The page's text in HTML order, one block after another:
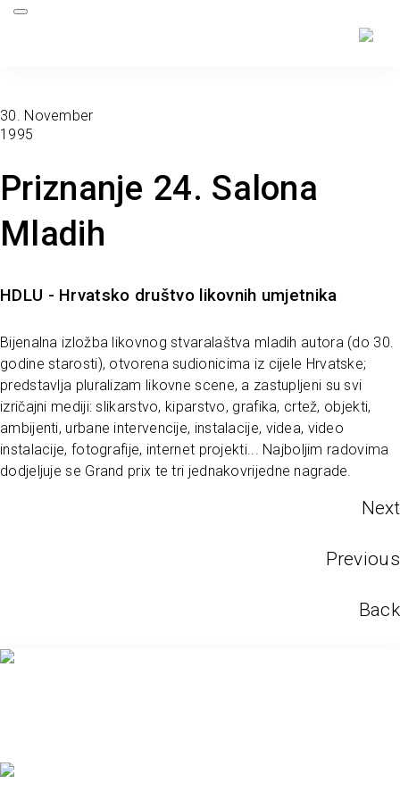
Priznanje 24. Salona
Mladih
HDLU - Hrvatsko društvo likovnih umjetnika
30. November
1995
Bijenalna izložba likovnog stvaralaštva mladih autora (do 30.
godine starosti), otvorena sudionicima iz cijele Hrvatske;
predstavlja pluralizam likovne scene, a zastupljeni su svi
izričajni mediji: slikarstvo, kiparstvo, grafika, crtež, objekti,
ambijenti, urbane intervencije, instalacije, videa, video
instalacije, fotografije, internet projekti... Najboljim radovima
dodjeljuje se Grand prix te tri jednakovrijedne nagrade.
Next
Previous
Back